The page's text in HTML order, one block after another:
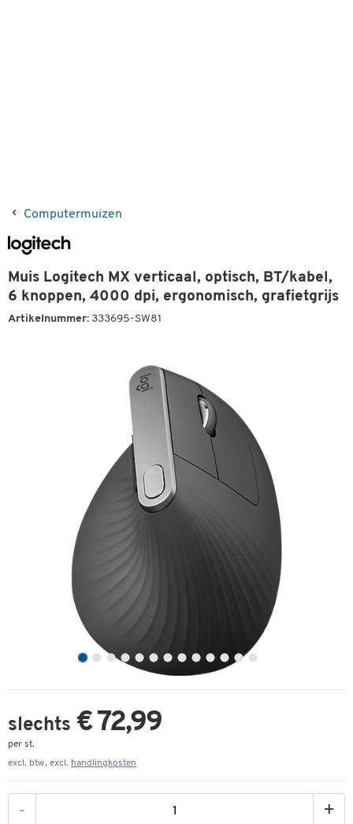
Computermuizen
Muis Logitech MX verticaal, optisch, BT/kabel,
6 knoppen, 4000 dpi, ergonomisch, grafietgrijs
Artikelnummer: 333695-SW81
slechts € 72,99
per st.
excl. btw, excl. handlingkosten
- +